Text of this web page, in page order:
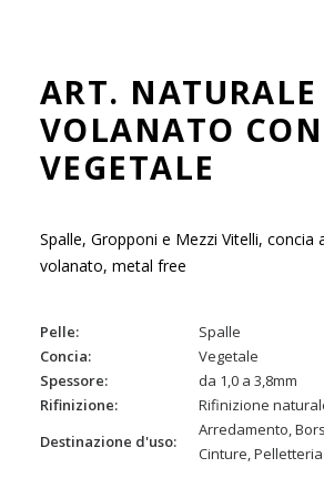
ART. NATURALE
VOLANATO
VEGETALE
Spalle, Gropponi e Mezzi Vitelli, concia
volanato, metal free
Pelle
Spalle
Concia
Vegetale
Spessore
da 1,0 a 3,8mm
Rifinizione
Rifinizione
Destinazione d'uso
Arredamento,
Cinture, Pelletteria